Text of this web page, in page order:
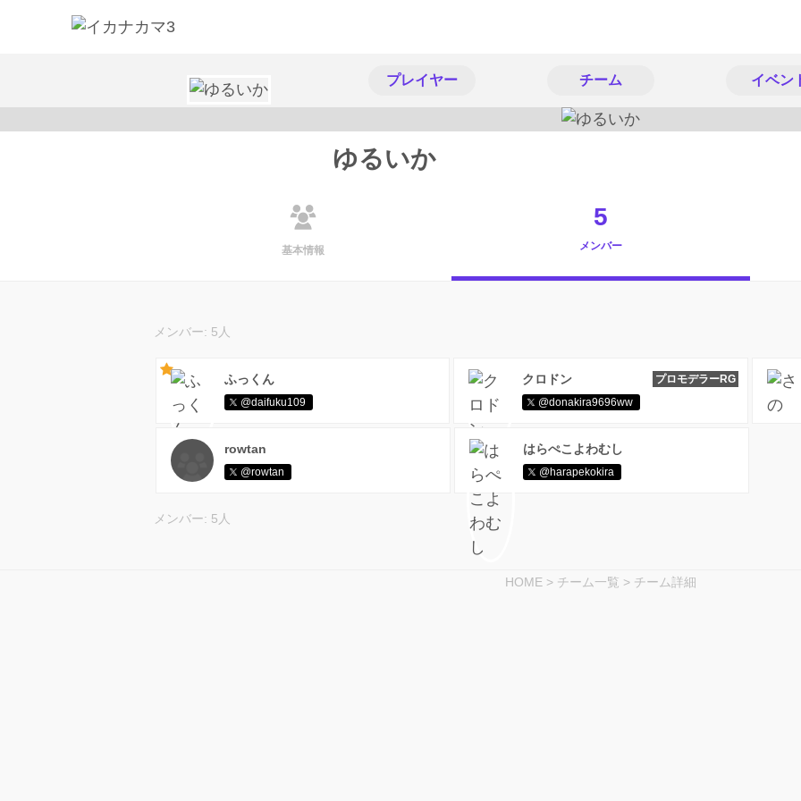
プレイヤー チーム イベン
ゆるいか
基本情報
5
メンバー
メンバー: 5人
ふっくん
@daifuku109
クロドン
プロモデラーRG
@donakira9696ww
rowtan
@rowtan
はらぺこよわむし
@harapekokira
メンバー: 5人
HOME > チーム一覧 > チーム詳細